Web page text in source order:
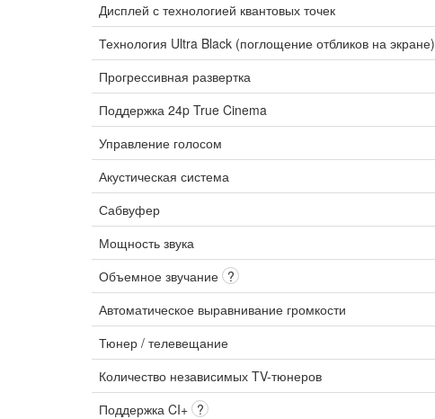
Дисплей с технологией квантовых точек
Технология Ultra Black (поглощение отбликов на экране)
Прогрессивная развертка
Поддержка 24p True Cinema
Управление голосом
Акустическая система
Сабвуфер
Мощность звука
Объемное звучание ?
Автоматическое выравнивание громкости
Тюнер / телевещание
Количество независимых TV-тюнеров
Поддержка CI+ ?